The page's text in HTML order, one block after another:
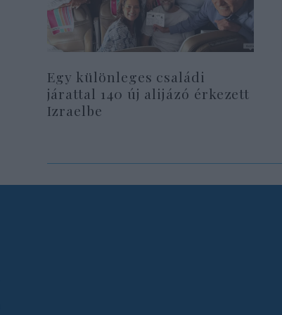
Egy különleges családi
járattal 140 új alijázó érkezett
Izraelbe